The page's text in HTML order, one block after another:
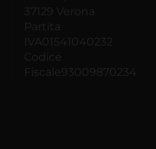
37129 Verona
Partita
IVA01541040232
Codice
Fiscale93009870234